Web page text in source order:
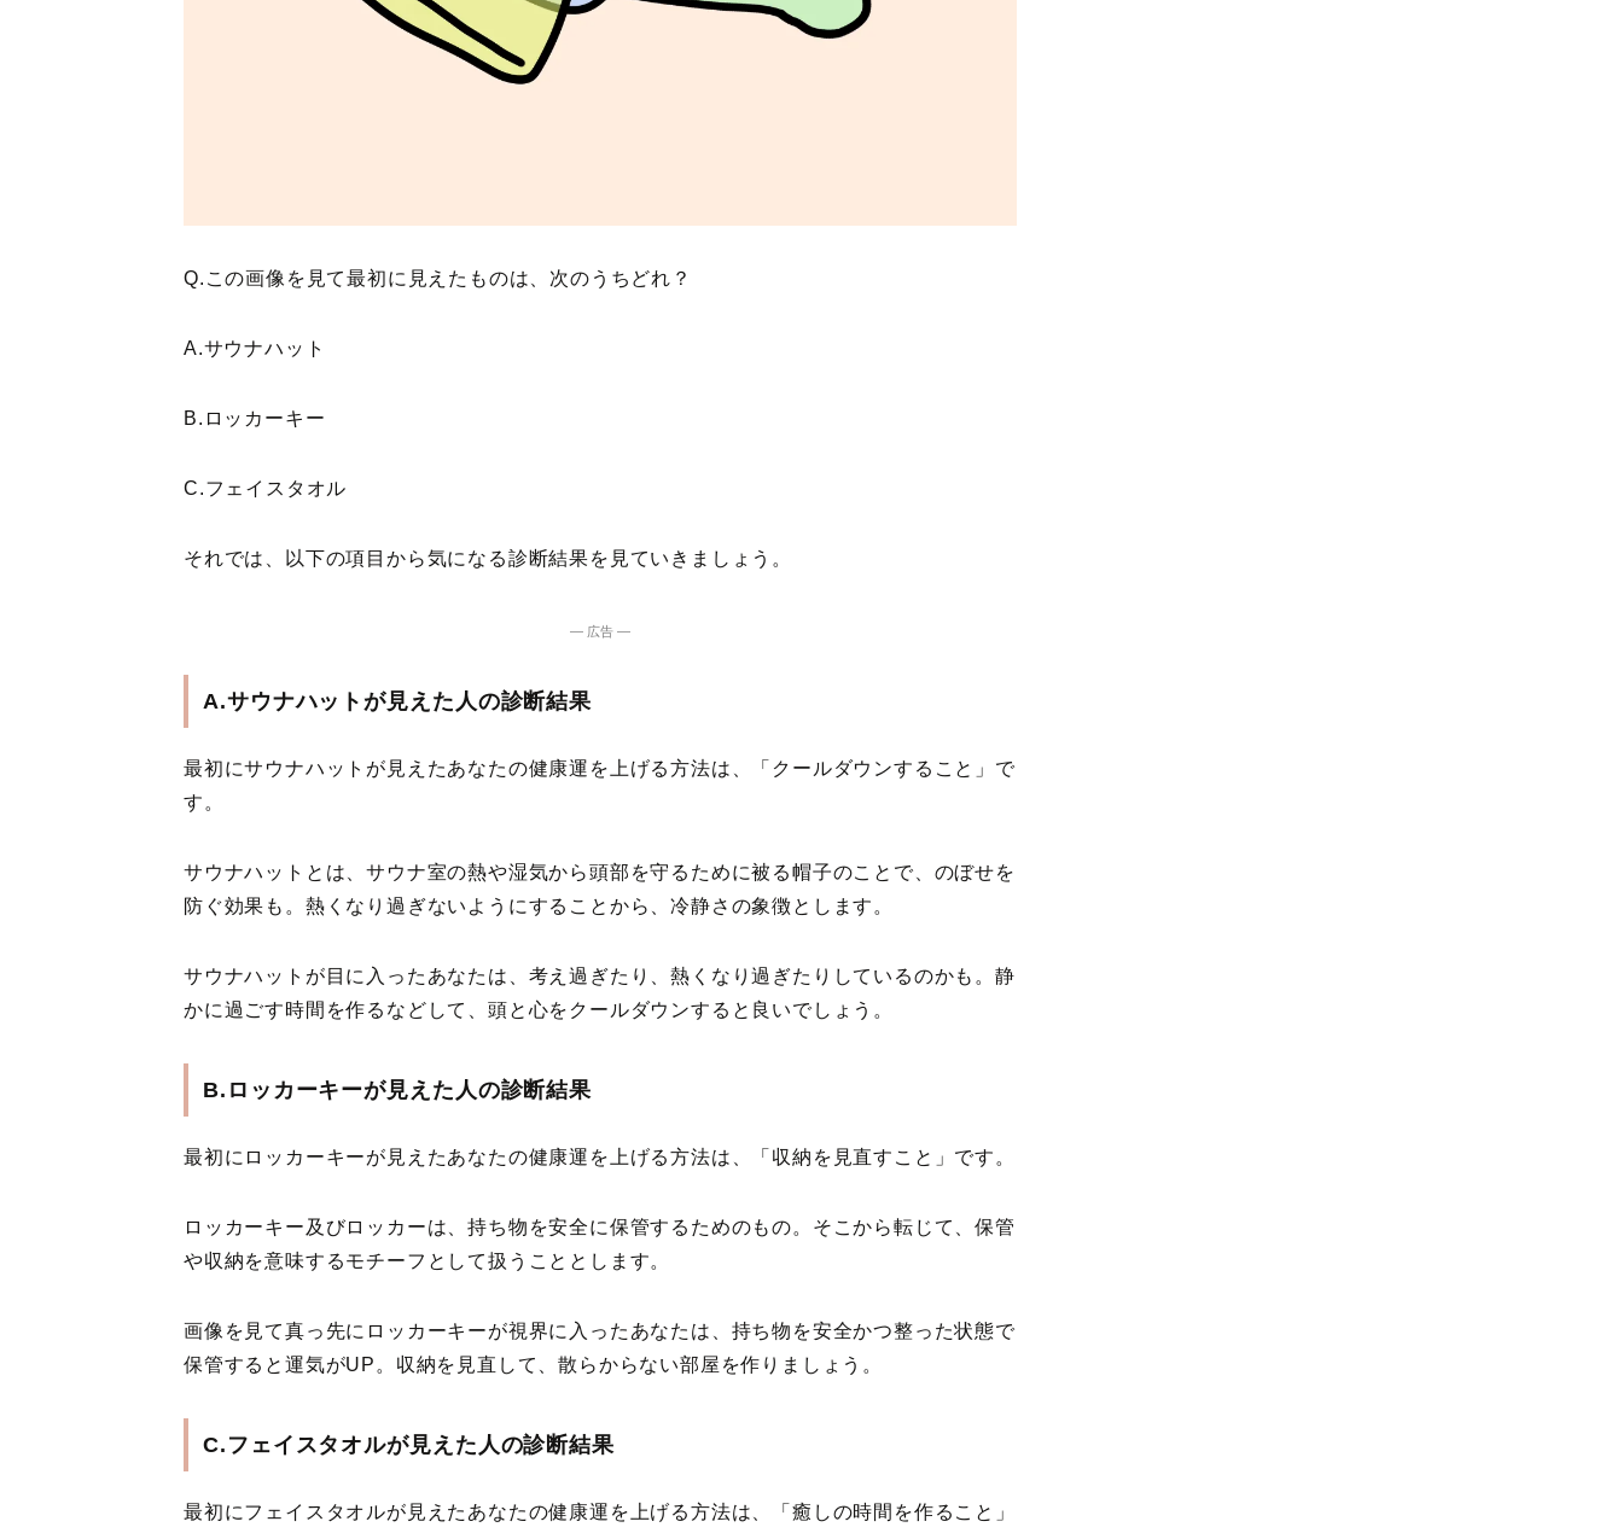
Q.この画像を見て最初に見えたものは、次のうちどれ？
A.サウナハット
B.ロッカーキー
C.フェイスタオル
それでは、以下の項目から気になる診断結果を見ていきましょう。
― 広告 ―
A.サウナハットが見えた人の診断結果
最初にサウナハットが見えたあなたの健康運を上げる方法は、「クールダウンすること」で
す。
サウナハットとは、サウナ室の熱や湿気から頭部を守るために被る帽子のことで、のぼせを
防ぐ効果も。熱くなり過ぎないようにすることから、冷静さの象徴とします。
サウナハットが目に入ったあなたは、考え過ぎたり、熱くなり過ぎたりしているのかも。静
かに過ごす時間を作るなどして、頭と心をクールダウンすると良いでしょう。
B.ロッカーキーが見えた人の診断結果
最初にロッカーキーが見えたあなたの健康運を上げる方法は、「収納を見直すこと」です。
ロッカーキー及びロッカーは、持ち物を安全に保管するためのもの。そこから転じて、保管
や収納を意味するモチーフとして扱うこととします。
画像を見て真っ先にロッカーキーが視界に入ったあなたは、持ち物を安全かつ整った状態で
保管すると運気がUP。収納を見直して、散らからない部屋を作りましょう。
C.フェイスタオルが見えた人の診断結果
最初にフェイスタオルが見えたあなたの健康運を上げる方法は、「癒しの時間を作ること」